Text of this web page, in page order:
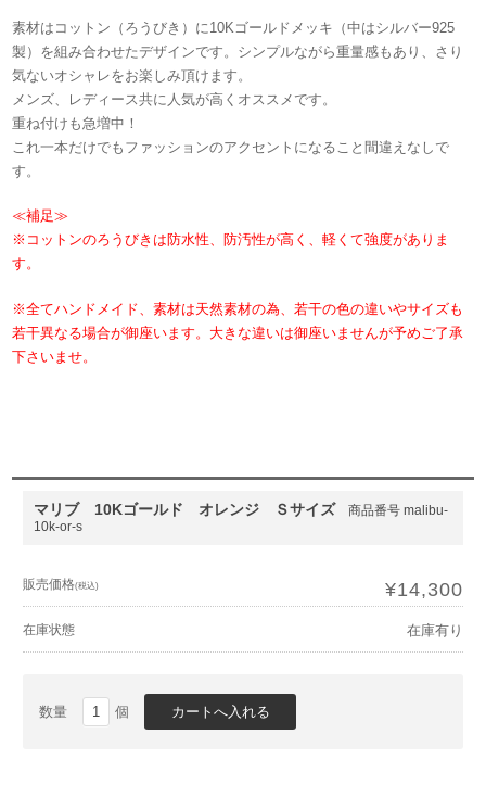
素材はコットン（ろうびき）に10Kゴールドメッキ（中はシルバー925
製）を組み合わせたデザインです。シンプルながら重量感もあり、さり
気ないオシャレをお楽しみ頂けます。
メンズ、レディース共に人気が高くオススメです。
重ね付けも急増中！
これ一本だけでもファッションのアクセントになること間違えなしで
す。
≪補足≫
※コットンのろうびきは防水性、防汚性が高く、軽くて強度がありま
す。
※全てハンドメイド、素材は天然素材の為、若干の色の違いやサイズも
若干異なる場合が御座います。大きな違いは御座いませんが予めご了承
下さいませ。
マリブ 10Kゴールド オレンジ Ｓサイズ
商品番号 malibu-
10k-or-s
販売価格(税込) ¥14,300
在庫状態 在庫有り
数量 個